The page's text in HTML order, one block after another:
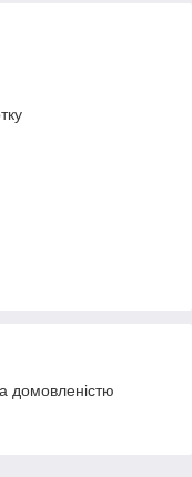
домовленістю